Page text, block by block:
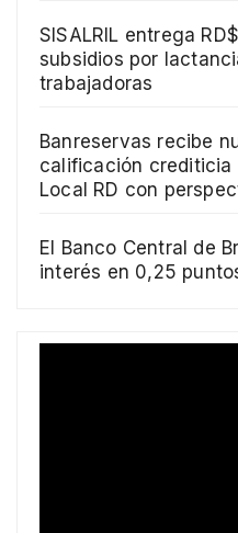
SISALRIL entrega
subsidios por
trabajadoras
Banreservas recibe
calificación crediticia
Local RD con
El Banco Central de
interés en 0,25